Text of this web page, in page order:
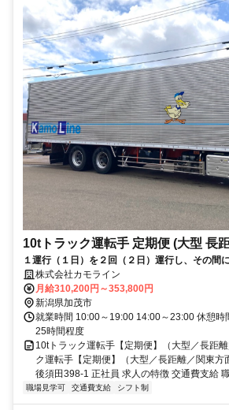
10tトラック運転手 定期便 (大型 長
１運行（１日）を２回（２日）運行し、その間
（月１４～１６日の運行）です
株式会社カモライン
月給310,200円～353,800円
新潟県加茂市
就業時間 10:00～19:00 14:00～23:00 休憩時
25時間程度
10tトラック運転手【定期便】（大型／長距
ク運転手【定期便】（大型／長距離／関東方
後須田398-1 正社員 求人の特徴 交通費支給 職
職場見学可 交通費支給 シフト制